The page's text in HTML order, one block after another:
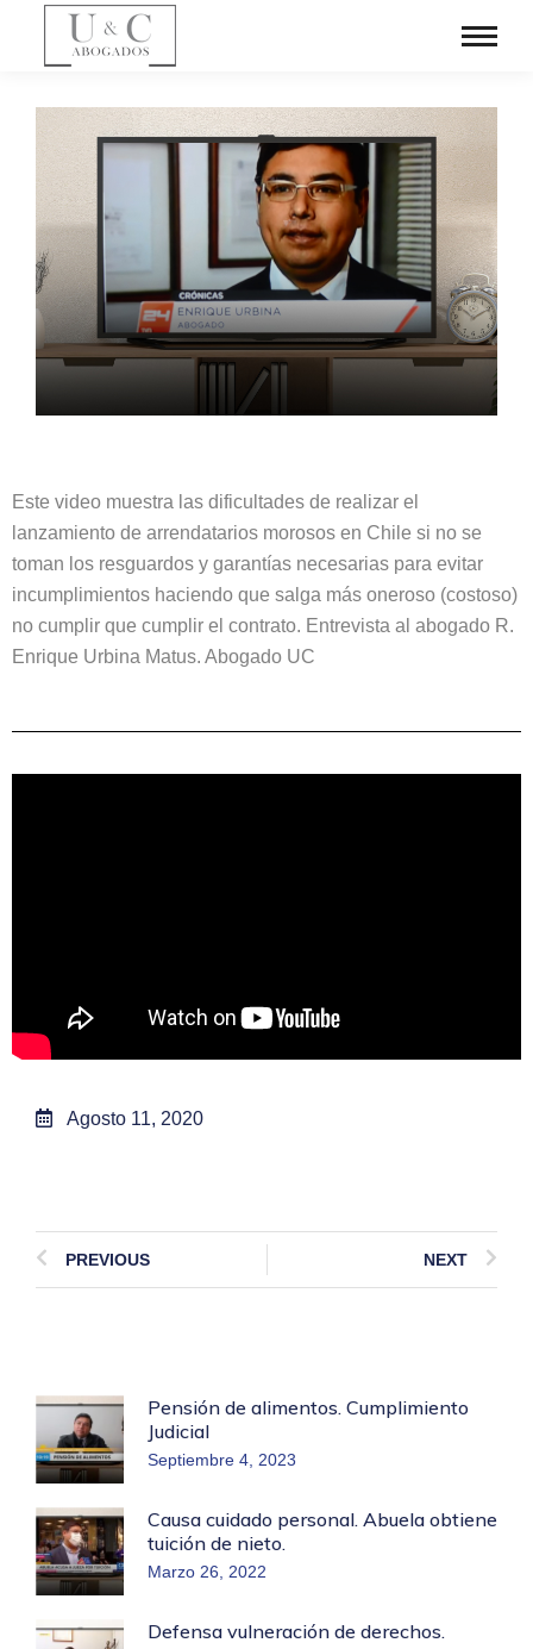
Este video muestra las dificultades de realizar el
lanzamiento de arrendatarios morosos en Chile si no se
toman los resguardos y garantías necesarias para evitar
incumplimientos haciendo que salga más oneroso (costoso)
no cumplir que cumplir el contrato. Entrevista al abogado R.
Enrique Urbina Matus. Abogado UC
Agosto 11, 2020
PREVIOUS NEXT
Pensión de alimentos. Cumplimiento
Judicial
Septiembre 4, 2023
Causa cuidado personal. Abuela obtiene
tuición de nieto.
Marzo 26, 2022
Defensa vulneración de derechos.